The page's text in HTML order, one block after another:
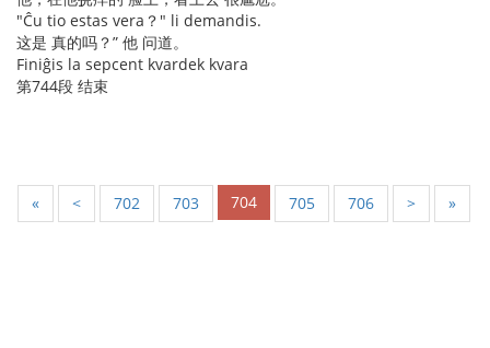
"Ĉu tio estas vera？" li demandis.
这是 真的吗？” 他 问道。
Finiĝis la sepcent kvardek kvara
第744段 结束
« < 702 703 704 705 706 > »